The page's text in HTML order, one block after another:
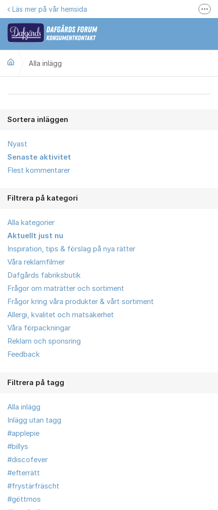
Hoppa till innehåll
Läs mer på vår hemsida
Alla inlägg
Sortera inläggen
Nyast
Senaste aktivitet
Flest kommentarer
Filtrera på kategori
Alla kategorier
Aktuellt just nu
Inspiration, tips & förslag på nya rätter
Våra reklamfilmer
Dafgårds fabriksbutik
Frågor om maträtter och sortiment
Frågor kring våra produkter & vårt sortiment
Allergi, kvalitet och matsäkerhet
Våra förpackningar
Reklam och sponsring
Feedback
Filtrera på tagg
Alla inlägg
Inlägg utan tagg
#applepie
#billys
#discofever
#efterrätt
#frystärfräscht
#göttmos